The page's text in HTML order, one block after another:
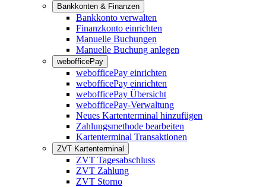
Bankkonten & Finanzen
Bankkonto verwalten
Finanzkonto einrichten
Manuelle Buchungen
Manuelle Buchung anlegen
webofficePay
webofficePay einrichten
webofficePay einrichten
webofficePay Übersicht
webofficePay-Verwaltung
Neues Kartenterminal hinzufügen
Zahlungsmethode bearbeiten
Kartenterminal Transaktionen
ZVT Kartenterminal
ZVT Tagesabschluss
ZVT Zahlung
ZVT Storno